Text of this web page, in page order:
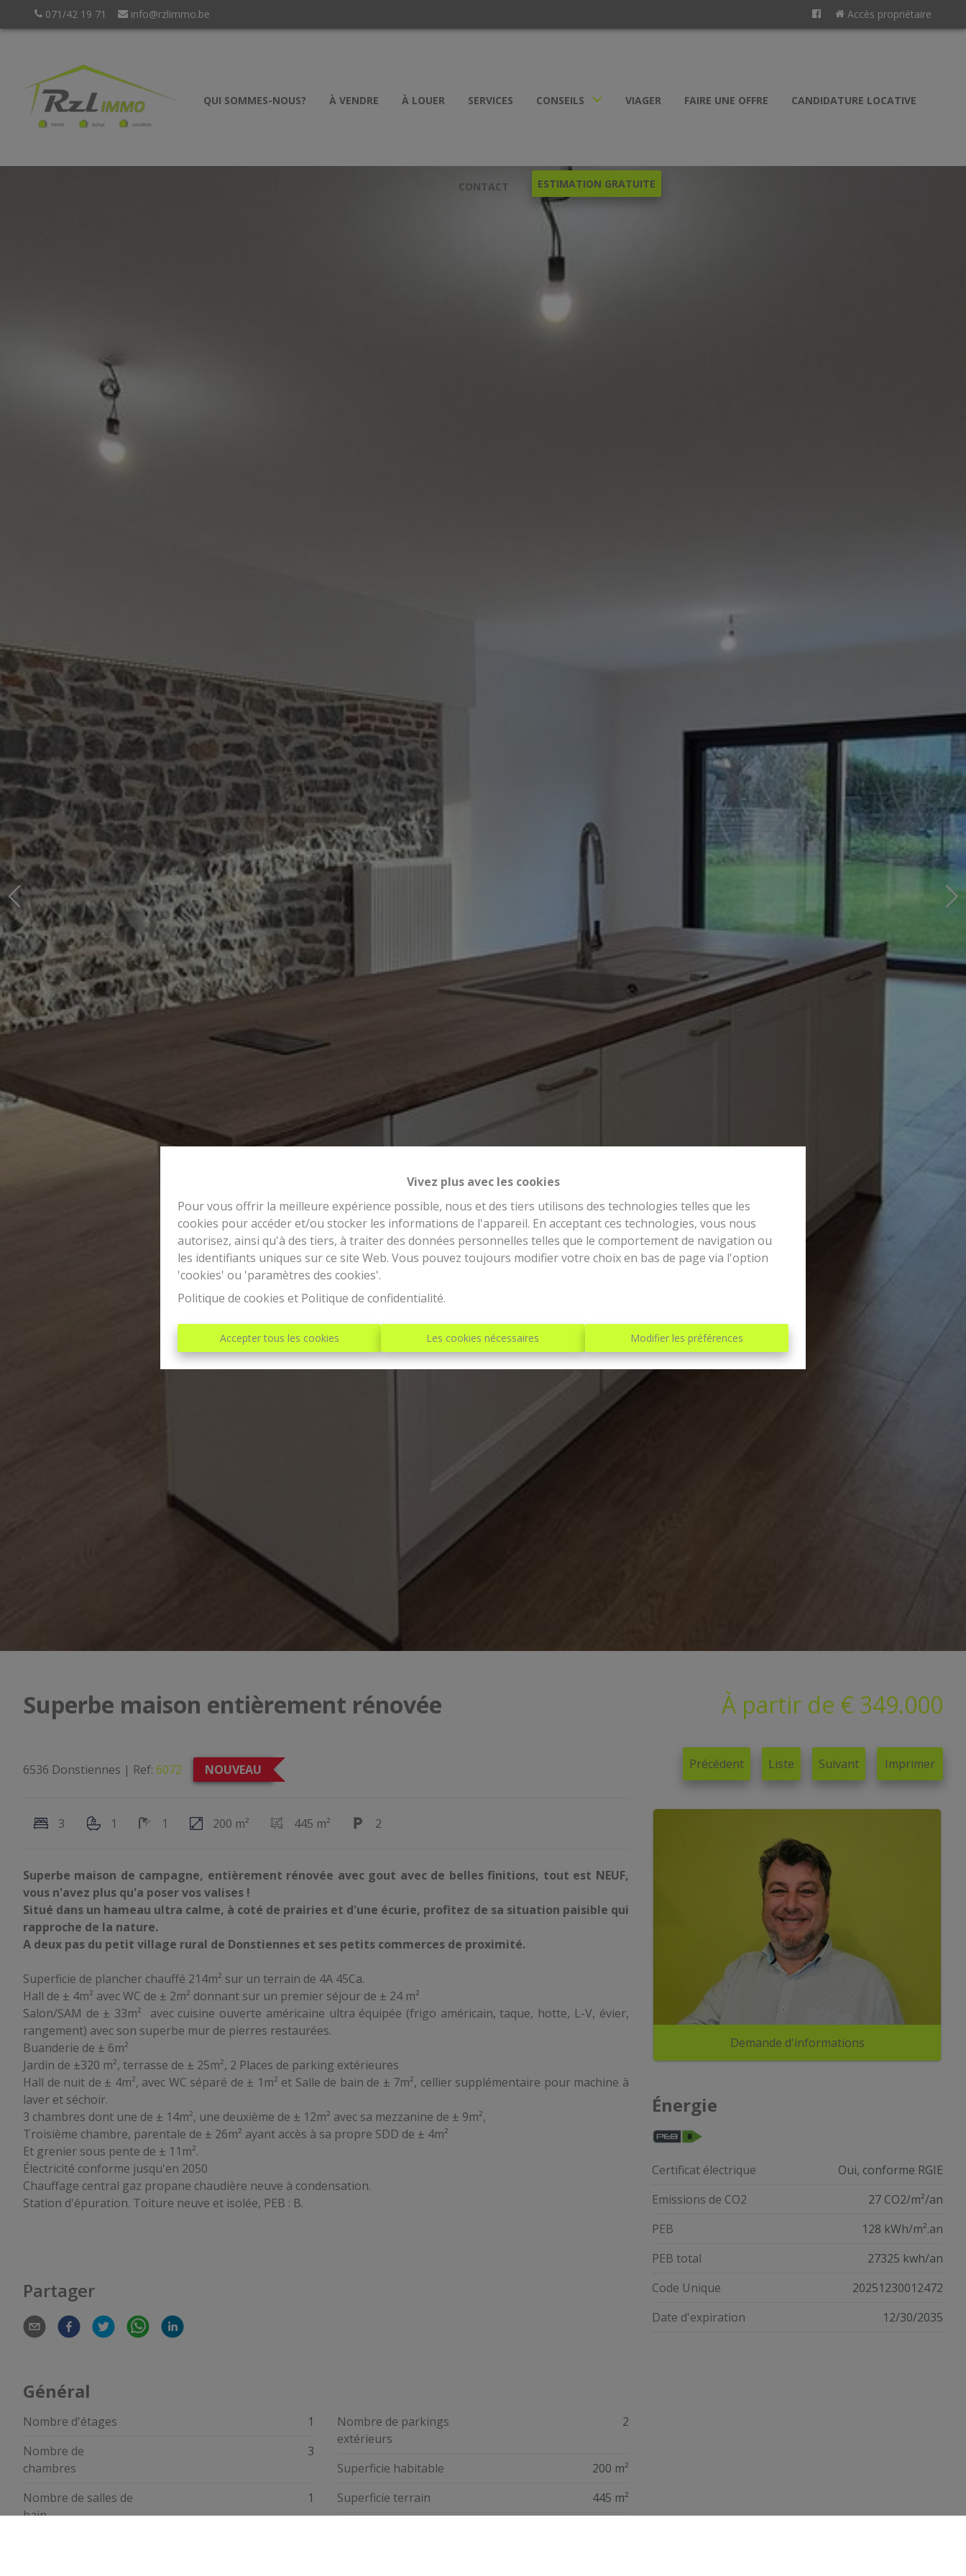
Vivez plus avec les cookies
Pour vous offrir la meilleure expérience possible, nous et des tiers utilisons des technologies telles que les
cookies pour accéder et/ou stocker les informations de l'appareil. En acceptant ces technologies, vous nous
autorisez, ainsi qu'à des tiers, à traiter des données personnelles telles que le comportement de navigation ou
les identifiants uniques sur ce site Web. Vous pouvez toujours modifier votre choix en bas de page via l'option
'cookies' ou 'paramètres des cookies'.
Politique de cookies et Politique de confidentialité.
Accepter tous les cookies Les cookies nécessaires Modifier les préférences
071/42 19 71 info@rzlimmo.be Accès propriétaire
QUI SOMMES-NOUS? À VENDRE À LOUER SERVICES CONSEILS VIAGER FAIRE UNE OFFRE CANDIDATURE LOCATIVE
CONTACT ESTIMATION GRATUITE
Superbe maison entièrement rénovée À partir de € 349.000
6536 Donstiennes | Ref: 6072 NOUVEAU Précédent Liste Suivant Imprimer
3 1 1 200 m² 445 m² 2
Superbe maison de campagne, entièrement rénovée avec gout avec de belles finitions, tout est NEUF,
vous n'avez plus qu'a poser vos valises !
Situé dans un hameau ultra calme, à coté de prairies et d'une écurie, profitez de sa situation paisible qui
rapproche de la nature.
A deux pas du petit village rural de Donstiennes et ses petits commerces de proximité.
Superficie de plancher chauffé 214m² sur un terrain de 4A 45Ca.
Hall de ± 4m² avec WC de ± 2m² donnant sur un premier séjour de ± 24 m²
Salon/SAM de ± 33m² avec cuisine ouverte américaine ultra équipée (frigo américain, taque, hotte, L-V, évier,
rangement) avec son superbe mur de pierres restaurées.
Buanderie de ± 6m²
Jardin de ±320 m², terrasse de ± 25m², 2 Places de parking extérieures
Hall de nuit de ± 4m², avec WC séparé de ± 1m² et Salle de bain de ± 7m², cellier supplémentaire pour machine à
laver et séchoir.
3 chambres dont une de ± 14m², une deuxième de ± 12m² avec sa mezzanine de ± 9m²,
Troisième chambre, parentale de ± 26m² ayant accès à sa propre SDD de ± 4m²
Et grenier sous pente de ± 11m².
Électricité conforme jusqu'en 2050
Chauffage central gaz propane chaudière neuve à condensation.
Station d'épuration. Toiture neuve et isolée, PEB : B.
Partager
Général
Nombre d'étages
1
Nombre de
chambres
3
Nombre de salles de
bain
1
Nombre de parkings
extérieurs
2
Superficie habitable
200 m²
Superficie terrain
445 m²
Demande d'informations
Énergie
Certificat électrique
Oui, conforme RGIE
Emissions de CO2
27 CO2/m²/an
PEB
128 kWh/m².an
PEB total
27325 kwh/an
Code Unique
20251230012472
Date d'expiration
12/30/2035